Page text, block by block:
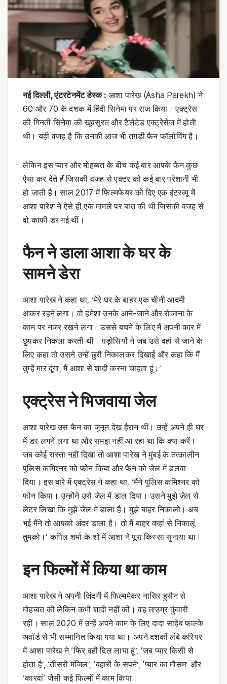
नई दिल्ली, एंटरटेनमेंट डेस्क : आशा पारेख (Asha Parekh) ने
60 और 70 के दशक में हिंदी सिनेमा पर राज किया। एक्ट्रेस
की गिनती सिनेमा की खूबसूरत और टैलेटेड एक्ट्रेसेज में होती
थी। यही वजह है कि उनकी आज भी तगड़ी फैन फॉलोविंग है।
लेकिन इस प्यार और मोहब्बत के बीच कई बार आपके फैन कुछ
ऐसा कर देते हैं जिसकी वजह से एक्टर को कई बार परेशानी भी
हो जाती है। साल 2017 में फिल्मफेयर को दिए एक इंटरव्यू में
आशा पारेश ने ऐसे ही एक मामले पर बात की थी जिसकी वजह से
वो काफी डर गई थीं।
फैन ने डाला आशा के घर के
सामने डेरा
आशा पारेख ने कहा था, ‘मेरे घर के बाहर एक चीनी आदमी
आकर रहने लगा। वो हमेशा उनके आने-जाने और रोजाना के
काम पर नजर रखने लगा। उससे बचने के लिए मैं अपनी कार में
छुपकर निकला करती थी। पड़ोसियों ने जब उसे वहां से जाने के
लिए कहा तो उसने उन्हें छुरी निकालकर दिखाई और कहा कि मैं
तुम्हें मार दूंगा, मैं आशा से शादी करना चाहता हूं।’
एक्ट्रेस ने भिजवाया जेल
आशा पारेख उस फैन का जुनून देख हैरान थीं। उन्हें अपने ही घर
में डर लगने लगा था और समझ नहीं आ रहा था कि क्या करें।
जब कोई रास्ता नहीं दिखा तो आशा पारेख ने मुंबई के तत्कालीन
पुलिस कमिश्नर को फोन किया और फैन को जेल में डलवा
दिया। इस बारे में एक्ट्रेस ने कहा था, ‘मैंने पुलिस कमिश्नर को
फोन किया। उन्होंने उसे जेल में डाल दिया। उसने मुझे जेल से
लेटर लिखा कि मुझे जेल में डाला है। मुझे बाहर निकालो। अब
भई मैंने तो आपको अंदर डाला है। तो मैं बाहर कहां से निकालूं
तुमको।’ कपिल शर्मा के शो में आशा ने पूरा किस्सा सुनाया था।
इन फिल्मों में किया था काम
आशा पारेख ने अपनी जिंदगी में फिल्ममेकर नासिर हुसैन से
मोहब्बत की लेकिन कभी शादी नहीं की। वह ताउम्र कुंवारी
रहीं। साल 2020 में उन्हें अपने काम के लिए दादा साहेब फाल्के
अवॉर्ड से भी सम्मानित किया गया था। अपने दशकों लंबे करियर
में आशा पारेख ने ‘फिर वही दिल लाया हूं’, ‘जब प्यार किसी से
होता है’, ‘तीसरी मंजिल’, ‘बहारों के सपने’, ‘प्यार का मौसम’ और
‘कारवां’ जैसी कई फिल्मों में काम किया।